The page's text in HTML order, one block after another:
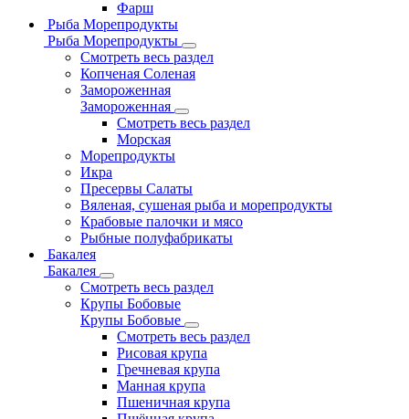
Фарш
Рыба Морепродукты
Рыба Морепродукты
Смотреть весь раздел
Копченая Соленая
Замороженная
Замороженная
Смотреть весь раздел
Морская
Морепродукты
Икра
Пресервы Салаты
Вяленая, сушеная рыба и морепродукты
Крабовые палочки и мясо
Рыбные полуфабрикаты
Бакалея
Бакалея
Смотреть весь раздел
Крупы Бобовые
Крупы Бобовые
Смотреть весь раздел
Рисовая крупа
Гречневая крупа
Манная крупа
Пшеничная крупа